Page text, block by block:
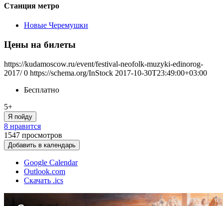
Станция метро
Новые Черемушки
Цены на билеты
https://kudamoscow.ru/event/festival-neofolk-muzyki-edinorog-
2017/ 0 https://schema.org/InStock 2017-10-30T23:49:00+03:00
Бесплатно
5+
Я пойду
8 нравится
1547 просмотров
Добавить в календарь
Google Calendar
Outlook.com
Скачать .ics